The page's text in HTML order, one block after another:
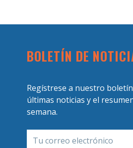
BOLETÍN DE
Regístrese a nuestro
últimas noticias y el
semana.